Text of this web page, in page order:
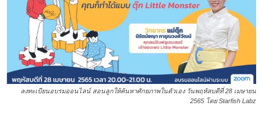
ลงทะเบียนอบรมออนไลน์ สอนลูกให้ค้นหาศักยภาพในตัวเอง วันพฤหัสบดีที่ 28 เมษายน
2565 โดย Starfish Labz